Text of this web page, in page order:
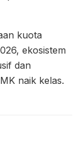
kuota
ekosistem
dan
naik kelas.